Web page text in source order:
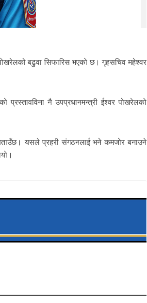
बढुवा सिफारिस भएको छ। गृहसचिव महेश्वर
नै उपप्रधानमन्त्री ईश्वर पोखरेलको
बताउँछ। यसले प्रहरी संगठनलाई भने कमजोर बनाउने